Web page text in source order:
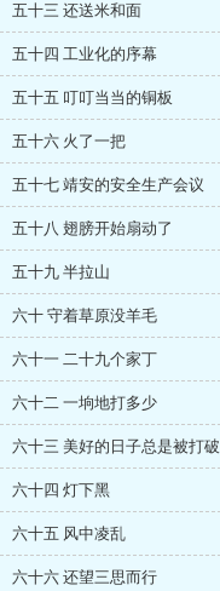
五十三 还送米和面
五十四 工业化的序幕
五十五 叮叮当当的铜板
五十六 火了一把
五十七 靖安的安全生产会议
五十八 翅膀开始扇动了
五十九 半拉山
六十 守着草原没羊毛
六十一 二十九个家丁
六十二 一垧地打多少
六十三 美好的日子总是被打破
六十四 灯下黑
六十五 风中凌乱
六十六 还望三思而行